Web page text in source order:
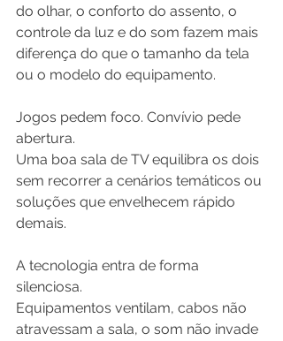
do olhar, o conforto do assento, o
controle da luz e do som fazem mais
diferença do que o tamanho da tela
ou o modelo do equipamento.
Jogos pedem foco. Convívio pede
abertura.
Uma boa sala de TV equilibra os dois
sem recorrer a cenários temáticos ou
soluções que envelhecem rápido
demais.
A tecnologia entra de forma
silenciosa.
Equipamentos ventilam, cabos não
atravessam a sala, o som não invade